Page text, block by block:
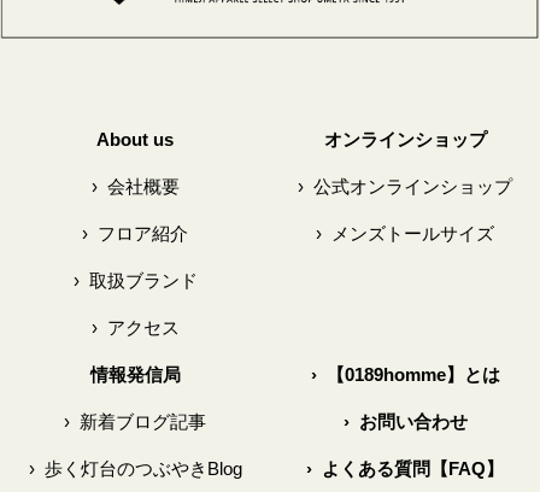
About us
›会社概要
› フロア紹介
›取扱ブランド
›アクセス
オンラインショップ
› 公式オンラインショップ
› メンズトールサイズ
情報発信局
› 新着ブログ記事
›歩く灯台のつぶやきBlog
›【0189homme】とは
›お問い合わせ
› よくある質問【FAQ】